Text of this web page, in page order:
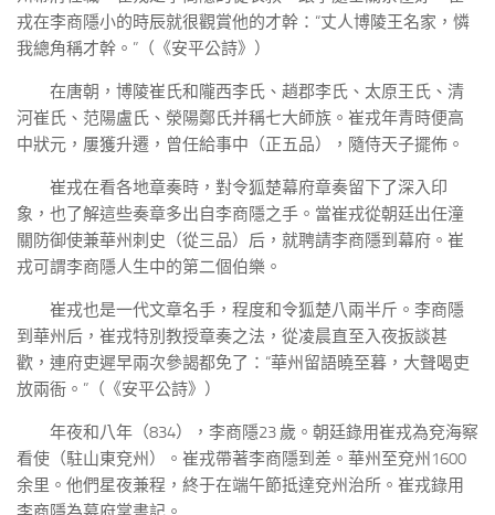
戎在李商隱小的時辰就很觀賞他的才幹：“丈人博陵王名家，憐
我總角稱才幹。”（《安平公詩》）
在唐朝，博陵崔氏和隴西李氏、趙郡李氏、太原王氏、清
河崔氏、范陽盧氏、滎陽鄭氏并稱七大師族。崔戎年青時便高
中狀元，屢獲升遷，曾任給事中（正五品），隨侍天子擺佈。
崔戎在看各地章奏時，對令狐楚幕府章奏留下了深入印
象，也了解這些奏章多出自李商隱之手。當崔戎從朝廷出任潼
關防御使兼華州刺史（從三品）后，就聘請李商隱到幕府。崔
戎可謂李商隱人生中的第二個伯樂。
崔戎也是一代文章名手，程度和令狐楚八兩半斤。李商隱
到華州后，崔戎特別教授章奏之法，從凌晨直至入夜扳談甚
歡，連府吏遲早兩次參謁都免了：“華州留語曉至暮，大聲喝吏
放兩衙。”（《安平公詩》）
年夜和八年（834），李商隱23 歲。朝廷錄用崔戎為兗海察
看使（駐山東兗州）。崔戎帶著李商隱到差。華州至兗州1600
余里。他們星夜兼程，終于在端午節抵達兗州治所。崔戎錄用